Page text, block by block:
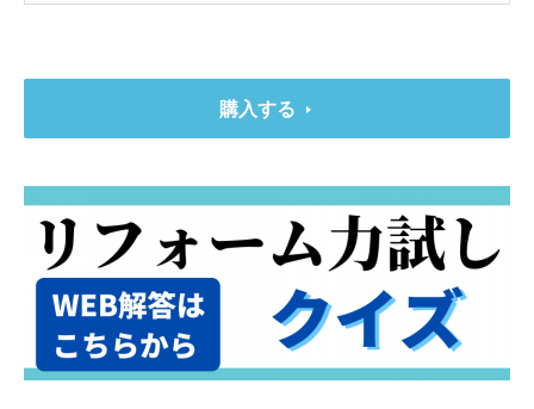
購入する